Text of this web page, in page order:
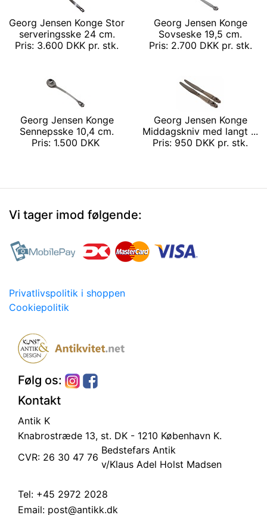
Georg Jensen Konge Stor
serveringsske 24 cm.
Pris: 3.600 DKK pr. stk.
Georg Jensen Konge
Sovseske 19,5 cm.
Pris: 2.700 DKK pr. stk.
Georg Jensen Konge
Sennepsske 10,4 cm.
Pris: 1.500 DKK
Georg Jensen Konge
Middagskniv med langt ...
Pris: 950 DKK pr. stk.
Vi tager imod følgende:
Privatlivspolitik i shoppen
Cookiepolitik
Følg os:
Kontakt
Antik K
Knabrostræde 13, st. DK - 1210 København K.
CVR: 26 30 47 76
Bedstefars Antik
v/Klaus Adel Holst Madsen
Tel: +45 2972 2028
Email: post@antikk.dk